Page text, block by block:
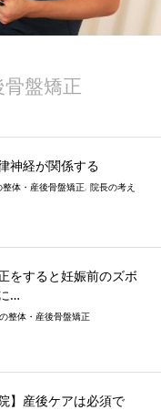
盤矯正
神経が関係する
整体・産後骨盤矯正, 院長の考え
をすると妊娠前のズボ
…
整体・産後骨盤矯正
】産後ケアは必須で